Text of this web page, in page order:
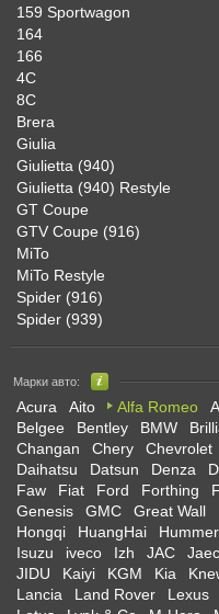
159 Sportwagon
164
166
4C
8C
Brera
Giulia
Giulietta (940)
Giulietta (940) Restyle
GT Coupe
GTV Coupe (916)
MiTo
MiTo Restyle
Spider (916)
Spider (939)
Марки авто:
Acura Aito Alfa Romeo
Belgee
Bentley BMW
Changan
Chery Chevrolet
Daihatsu
Datsun Denza
Faw
Fiat Ford Forthing
Genesis
GMC Great Wall
Hongqi
HuangHai Hummer
Isuzu
iveco Izh JAC
JIDU
Kaiyi KGM Kia
Lancia
Land Rover Lexus